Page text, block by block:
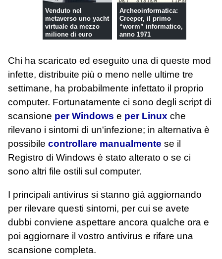
Venduto nel
metaverso uno yacht
virtuale da mezzo
milione di euro
Archeoinformatica:
Creeper, il primo
“worm” informatico,
anno 1971
Chi ha scaricato ed eseguito una di queste mod
infette, distribuite più o meno nelle ultime tre
settimane, ha probabilmente infettato il proprio
computer. Fortunatamente ci sono degli script di
scansione per Windows e per Linux che
rilevano i sintomi di un'infezione; in alternativa è
possibile controllare manualmente se il
Registro di Windows è stato alterato o se ci
sono altri file ostili sul computer.
I principali antivirus si stanno già aggiornando
per rilevare questi sintomi, per cui se avete
dubbi conviene aspettare ancora qualche ora e
poi aggiornare il vostro antivirus e rifare una
scansione completa.